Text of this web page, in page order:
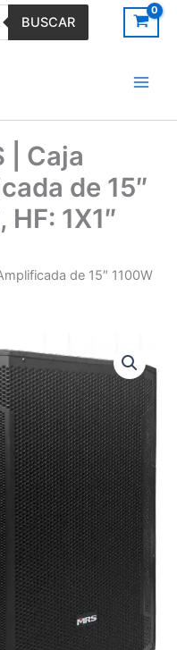
BUSCAR
| Caja
de 15″
HF: 1X1″
de 15″ 1100W